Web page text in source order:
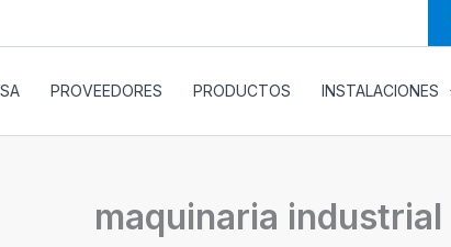
PROVEEDORES PRODUCTOS INSTALACIONES
maquinaria industrial